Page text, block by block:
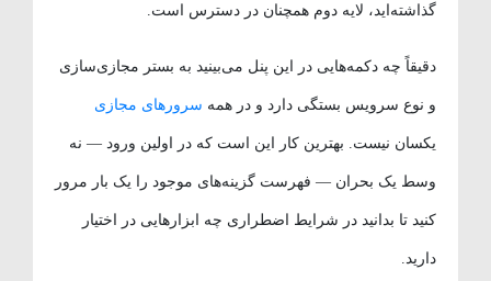
گذاشته‌اید، لایه دوم همچنان در دسترس است.
دقیقاً چه دکمه‌هایی در این پنل می‌بینید به بستر مجازی‌سازی
و نوع سرویس بستگی دارد و در همهسرورهای مجازی
یکسان نیست. بهترین کار این است که در اولین ورود — نه
وسط یک بحران — فهرست گزینه‌های موجود را یک بار مرور
کنید تا بدانید در شرایط اضطراری چه ابزارهایی در اختیار
دارید.